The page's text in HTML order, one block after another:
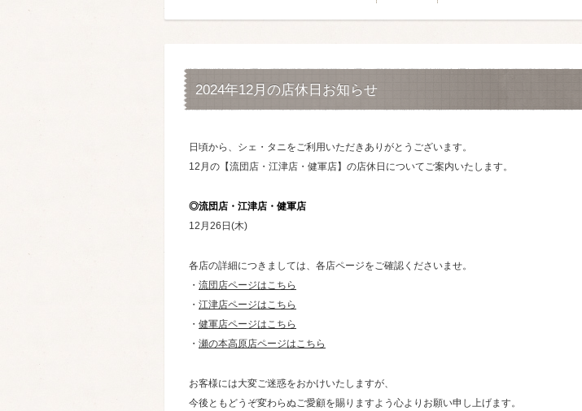
2024年12月の店休日お知らせ
日頃から、シェ・タニをご利用いただきありがとうございます。
12月の【流団店・江津店・健軍店】の店休日についてご案内いたします。
◎流団店・江津店・健軍店
12月26日(木)
各店の詳細につきましては、各店ページをご確認くださいませ。
・ 流団店ページはこちら
・ 江津店ページはこちら
・ 健軍店ページはこちら
・ 瀬の本高原店ページはこちら
お客様には大変ご迷惑をおかけいたしますが、
今後ともどうぞ変わらぬご愛顧を賜りますよう心よりお願い申し上げます。